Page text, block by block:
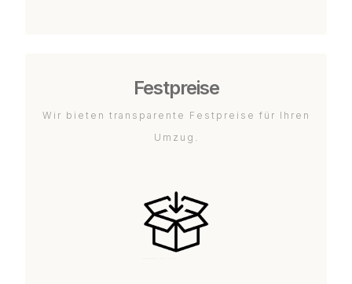
Festpreise
Wir bieten transparente Festpreise für Ihren
Umzug.